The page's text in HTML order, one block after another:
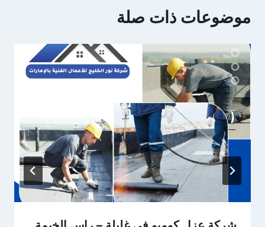
موضوعات ذات صلة